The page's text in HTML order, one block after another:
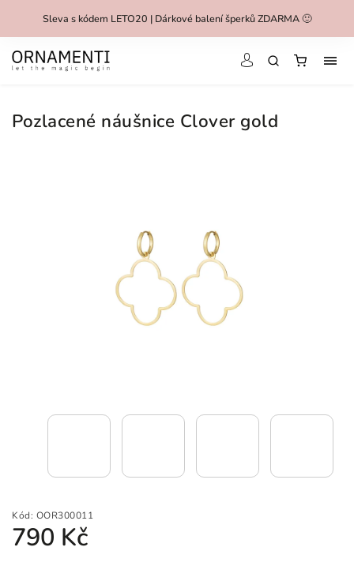
Sleva s kódem LETO20 | Dárkové balení šperků ZDARMA 🙂
Pozlacené náušnice Clover gold
Kód: OOR300011
790 Kč